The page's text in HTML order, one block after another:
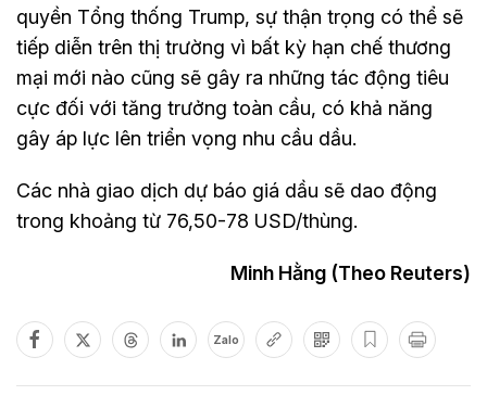
quyền Tổng thống Trump, sự thận trọng có thể sẽ
tiếp diễn trên thị trường vì bất kỳ hạn chế thương
mại mới nào cũng sẽ gây ra những tác động tiêu
cực đối với tăng trưởng toàn cầu, có khả năng
gây áp lực lên triển vọng nhu cầu dầu.
Các nhà giao dịch dự báo giá dầu sẽ dao động
trong khoảng từ 76,50-78 USD/thùng.
Minh Hằng (Theo Reuters)
Zalo